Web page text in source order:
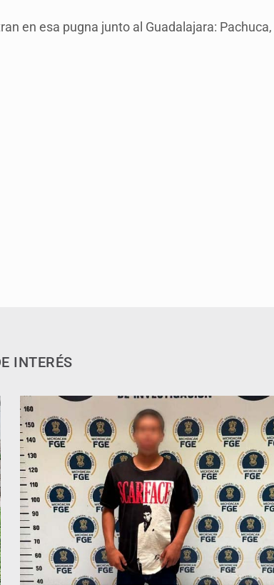
en esa pugna junto al Guadalajara: Pachuca,
INTERÉS